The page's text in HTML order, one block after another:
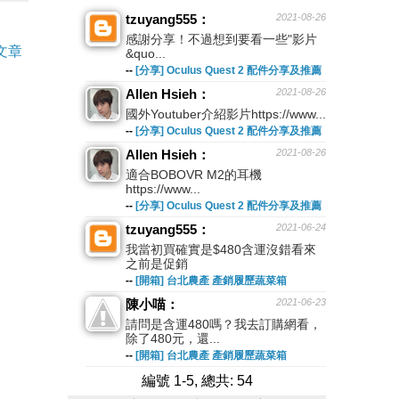
章
2021-08-26
tzuyang555：
感謝分享！不過想到要看一些"影片
&quo...
-- [分享] Oculus Quest 2 配件分享及推薦
2021-08-26
Allen Hsieh：
國外Youtuber介紹影片https://www...
-- [分享] Oculus Quest 2 配件分享及推薦
2021-08-26
Allen Hsieh：
適合BOBOVR M2的耳機
https://www...
-- [分享] Oculus Quest 2 配件分享及推薦
2021-06-24
tzuyang555：
我當初買確實是$480含運沒錯看來
之前是促銷
-- [開箱] 台北農產 產銷履歷蔬菜箱
2021-06-23
陳小喵：
請問是含運480嗎？我去訂購網看，
除了480元，還...
-- [開箱] 台北農產 產銷履歷蔬菜箱
編號 1-5, 總共: 54